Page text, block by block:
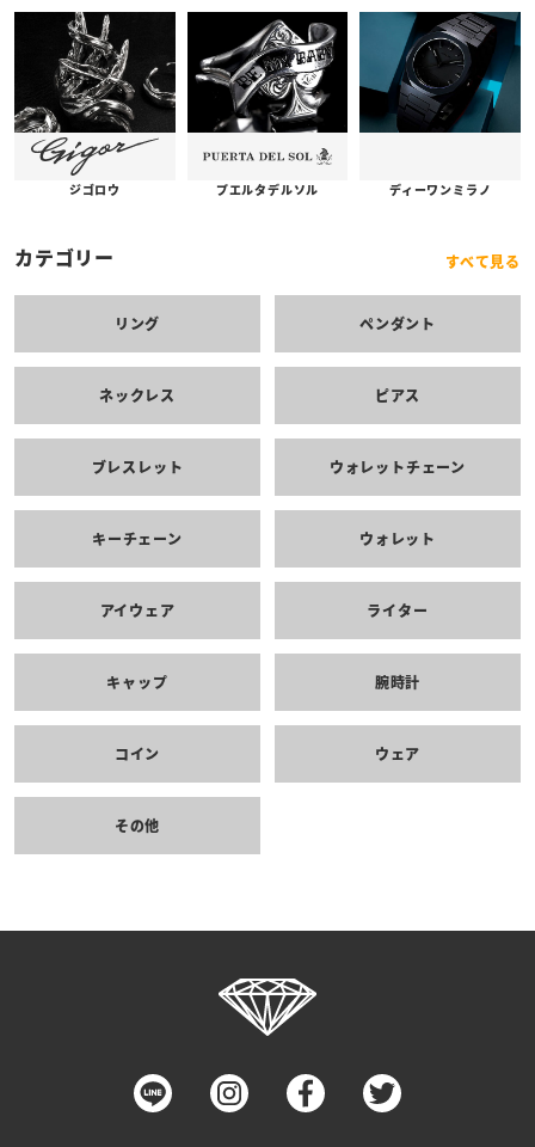
ジゴロウ プエルタデルソル ディーワンミラノ
カテゴリー すべて見る
リング ペンダント
ネックレス ピアス
ブレスレット ウォレットチェーン
キーチェーン ウォレット
アイウェア ライター
キャップ 腕時計
コイン ウェア
その他